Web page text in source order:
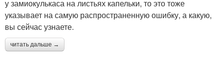
у замиокулькаса на листьях капельки, то это тоже
указывает на самую распространенную ошибку, а какую,
вы сейчас узнаете.
читать дальше →